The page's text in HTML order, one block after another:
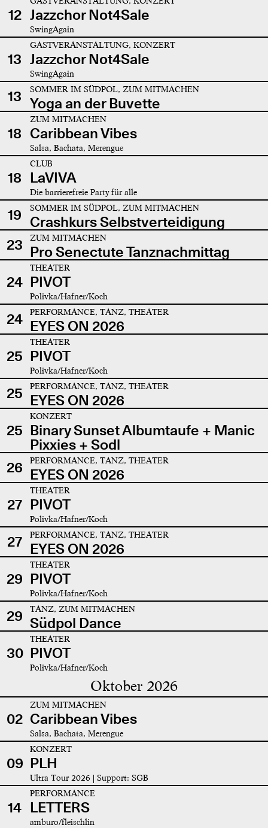
12 Jazzchor Not4Sale
SwingAgain
13
GASTVERANSTALTUNG, KONZERT
Jazzchor Not4Sale
SwingAgain
13 SOMMER IM SÜDPOL, ZUM MITMACHEN
Yoga an der Buvette
18
ZUM MITMACHEN
Caribbean Vibes
Salsa, Bachata, Merengue
18
CLUB
LaVIVA
Die barrierefreie Party für alle
19 SOMMER IM SÜDPOL, ZUM MITMACHEN
Crashkurs Selbstverteidigung
23
ZUM MITMACHEN
Pro Senectute Tanznachmittag
24
THEATER
PIVOT
Polivka/Hafner/Koch
24 PERFORMANCE, TANZ, THEATER
EYES ON 2026
25
THEATER
PIVOT
Polivka/Hafner/Koch
25 PERFORMANCE, TANZ, THEATER
EYES ON 2026
25
KONZERT
Binary Sunset Albumtaufe + Manic
Pixxies + Sodl
26
PERFORMANCE, TANZ, THEATER
EYES ON 2026
27
THEATER
PIVOT
Polivka/Hafner/Koch
27 PERFORMANCE, TANZ, THEATER
EYES ON 2026
29
THEATER
PIVOT
Polivka/Hafner/Koch
29 TANZ, ZUM MITMACHEN
Südpol Dance
30
THEATER
PIVOT
Polivka/Hafner/Koch
Oktober 2026
02
ZUM MITMACHEN
Caribbean Vibes
Salsa, Bachata, Merengue
09
KONZERT
PLH
Ultra Tour 2026 | Support: SGB
14
PERFORMANCE
LETTERS
amburo/fleischlin